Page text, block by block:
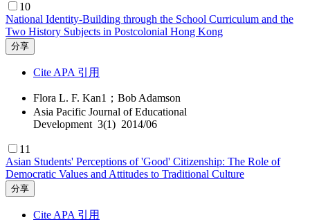
10
National Identity-Building through the School Curriculum and the
Two History Subjects in Postcolonial Hong Kong
分享
Cite APA 引用
Flora L. F. Kan1；Bob Adamson
Asia Pacific Journal of Educational
Development 3(1) 2014/06
11
Asian Students' Perceptions of 'Good' Citizenship: The Role of
Democratic Values and Attitudes to Traditional Culture
分享
Cite APA 引用